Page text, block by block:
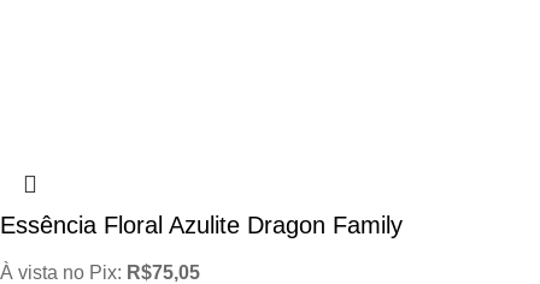
Essência Floral Azulite Dragon Family
À vista no Pix: R$75,05